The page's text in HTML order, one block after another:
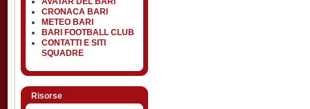
CRONACA BARI
METEO BARI
BARI FOOTBALL CLUB
CONTATTI E SITI
SQUADRE
Risorse